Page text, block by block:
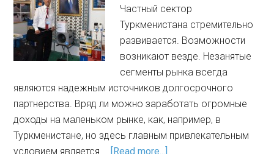
Частный сектор
Туркменистана стремительно
развивается. Возможности
возникают везде. Незанятые
сегменты рынка всегда
являются надежным источников долгосрочного
партнерства. Вряд ли можно заработать огромные
доходы на маленьком рынке, как, например, в
Туркменистане, но здесь главным привлекательным
условием является … [Read more...]